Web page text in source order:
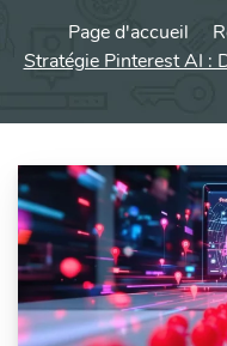
Page d'accueil
Stratégie Pinterest AI :